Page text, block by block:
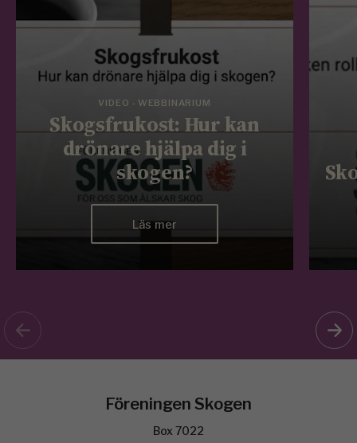
VIDEO - WEBBINARIUM
Skogsfrukost: Hur kan
drönare hjälpa dig i
skogen?
Läs mer
Föreningen Skogen
Box 7022